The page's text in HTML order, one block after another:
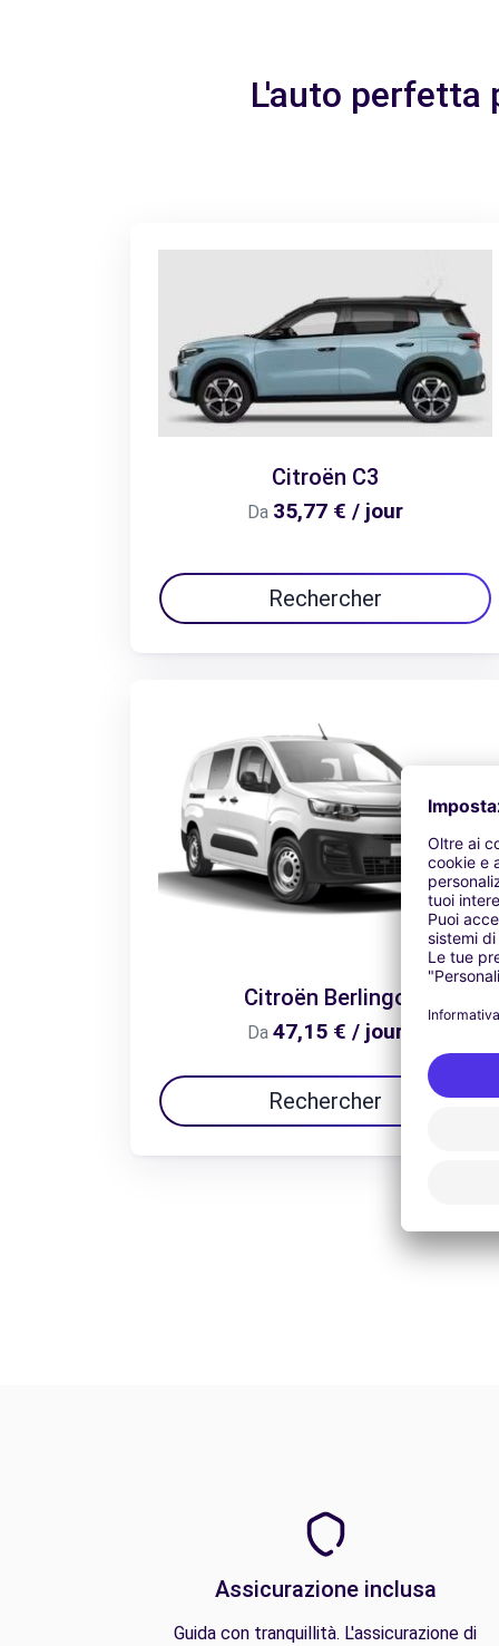
L'auto perfetta
Citroën C3
Da 35,77 € / jour
Rechercher
Citroën Berlingo
Da 47,15 € / jour
Rechercher
Assicurazione inclusa
Guida con tranquillità. L'assicurazione di